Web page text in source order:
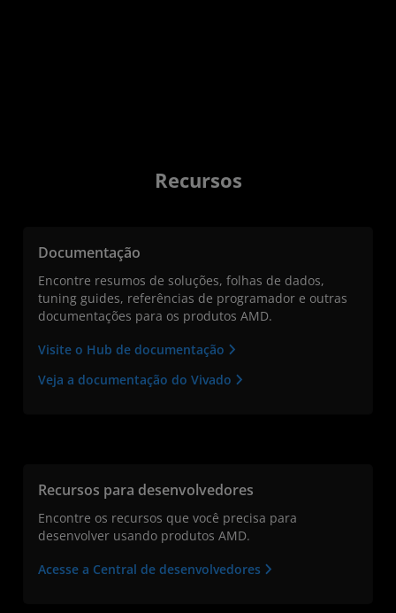
Recursos
Documentação
Encontre resumos de soluções, folhas de dados,
tuning guides, referências de programador e outras
documentações para os produtos AMD.
Visite o Hub de documentação
Veja a documentação do Vivado
Recursos para desenvolvedores
Encontre os recursos que você precisa para
desenvolver usando produtos AMD.
Acesse a Central de desenvolvedores